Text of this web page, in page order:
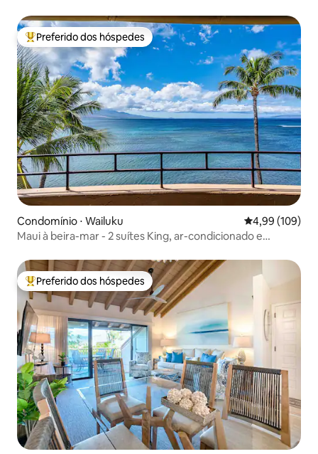
Entre os melhores preferidos dos hóspedes
Preferido dos hóspedes
Condomínio ⋅ Wailuku 4,99 de uma
4,99 (109)
Maui à beira-mar - 2 suítes King, ar-condicionado e
Entre os melhores preferidos dos hóspedes
Preferido dos hóspedes